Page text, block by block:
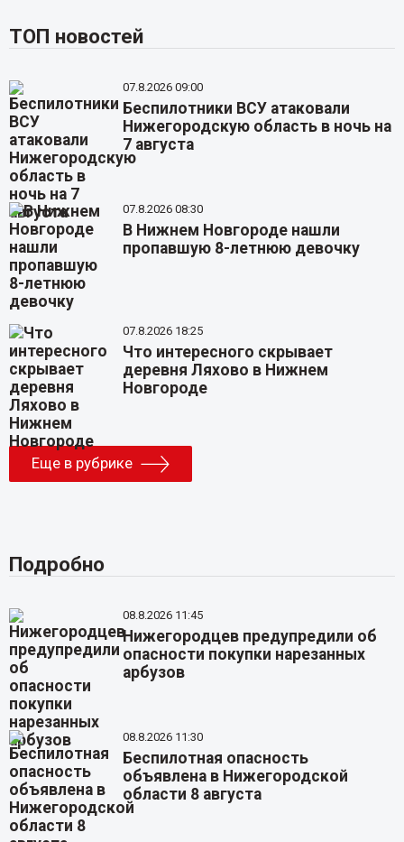
ТОП новостей
07.8.2026 09:00
Беспилотники ВСУ атаковали
Нижегородскую область в ночь на
7 августа
07.8.2026 08:30
В Нижнем Новгороде нашли
пропавшую 8-летнюю девочку
07.8.2026 18:25
Что интересного скрывает
деревня Ляхово в Нижнем
Новгороде
Еще в рубрике
Подробно
08.8.2026 11:45
Нижегородцев предупредили об
опасности покупки нарезанных
арбузов
08.8.2026 11:30
Беспилотная опасность
объявлена в Нижегородской
области 8 августа